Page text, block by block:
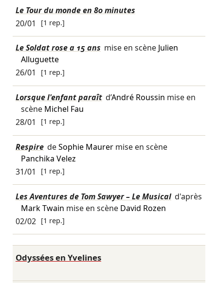
Le Tour du monde en 80 minutes
20/01
[1 rep.]
Le Soldat rose a 15 ans mise en scène Julien
Alluguette
26/01
[1 rep.]
Lorsque l'enfant paraît d’André Roussin mise en
scène Michel Fau
28/01
[1 rep.]
Respire deSophie Maurermise en scène
Panchika Velez
31/01
[1 rep.]
Les Aventures de Tom Sawyer – Le Musical d'après
Mark Twain mise en scène David Rozen
02/02 [1 rep.]
Odyssées en Yvelines